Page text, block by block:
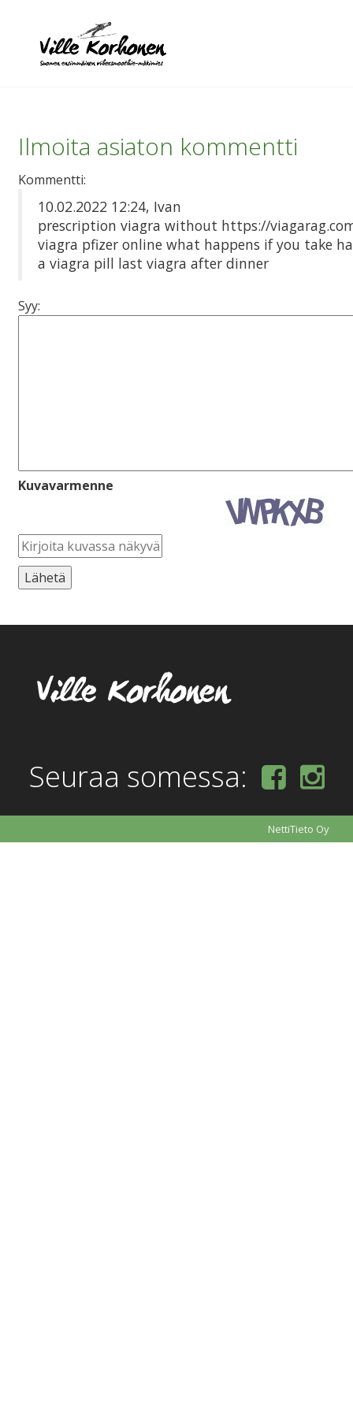
Ilmoita asiaton kommentti
Kommentti:
10.02.2022 12:24, Ivan
prescription viagra without https://
viagra pfizer online what happens if you take
a viagra pill last viagra after dinner
Syy:
Kuvavarmenne
Seuraa somessa:
NettiTieto Oy